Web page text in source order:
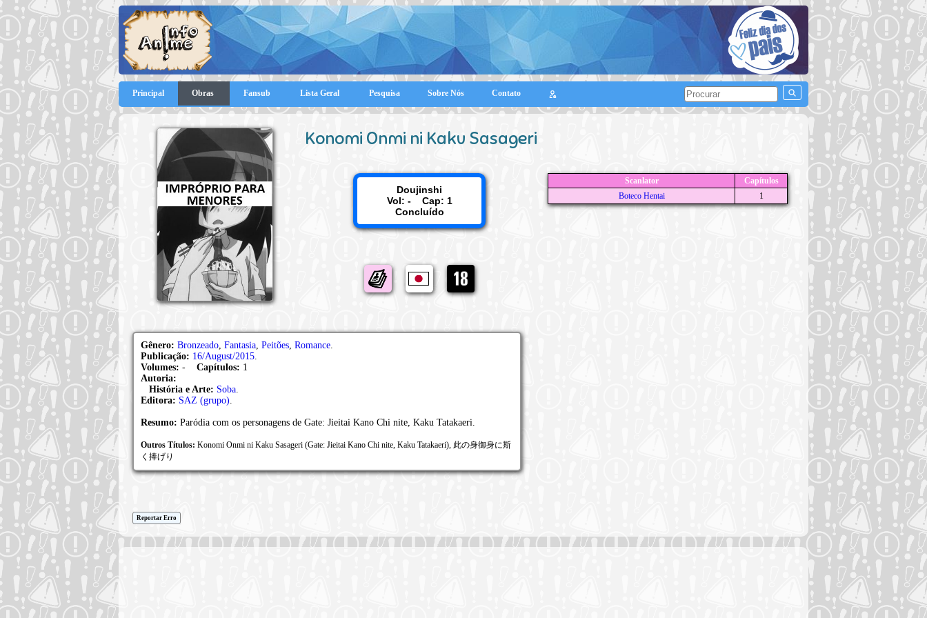
Principal Obras Fansub Lista Geral Pesquisa Sobre Nós Contato
Konomi Onmi ni Kaku Sasageri
Doujinshi
Vol: - Cap: 1
Concluído
Scanlator
Capítulos
Boteco Hentai
1
Gênero: Bronzeado, Fantasia, Peitões, Romance.
Publicação: 16/August/2015.
Volumes: - Capítulos: 1
Autoria:
História e Arte: Soba.
Editora: SAZ (grupo).
Resumo: Paródia com os personagens de Gate: Jieitai Kano Chi nite, Kaku Tatakaeri.
Outros Títulos: Konomi Onmi ni Kaku Sasageri (Gate: Jieitai Kano Chi nite, Kaku Tatakaeri), 此の身御身に斯
く捧げり
Reportar Erro